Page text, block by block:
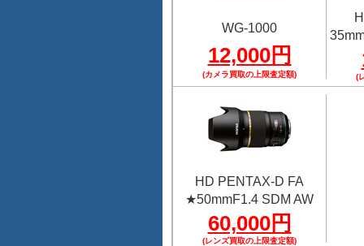
WG-1000
12,000円
(カメラ買取の上限査定額) (
HD PENTAX-D FA
★50mmF1.4 SDM AW
60,000円
(レンズ買取の上限査定額)